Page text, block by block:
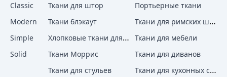
Classic
Modern
Simple
Solid
Ткани для штор
Портьерные ткани
Ткани блэкаут
Ткани для римских штор
Хлопковые ткани для штор
Ткани для мебели
Ткани Моррис
Ткани для диванов
Ткани для стульев
Ткани для кухонных стульев